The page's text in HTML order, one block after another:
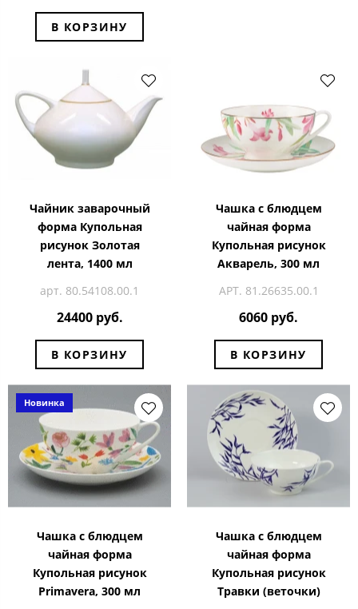
В КОРЗИНУ
Чайник заварочный
форма Купольная
рисунок Золотая
лента, 1400 мл
арт. 80.54108.00.1
24400 руб.
В КОРЗИНУ
Чашка с блюдцем
чайная форма
Купольная рисунок
Акварель, 300 мл
АРТ. 81.26635.00.1
6060 руб.
В КОРЗИНУ
Новинка
Чашка с блюдцем
чайная форма
Купольная рисунок
Primavera, 300 мл
Чашка с блюдцем
чайная форма
Купольная рисунок
Травки (веточки)